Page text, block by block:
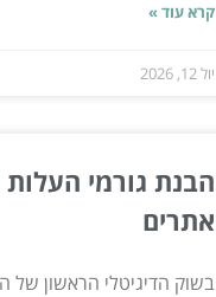
קרא עוד »
יול 12, 2026
הבנת גורמי
אתרים
בשוק הדיגיטלי הראשון של